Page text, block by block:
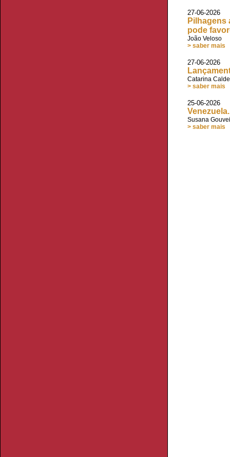
27-06-
Pilhagens
pode
João Veloso
> saber mais
27-06-2026
Catarina
> saber mais
25-06-
Susana
> saber mais